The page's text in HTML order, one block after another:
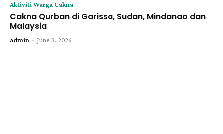
Aktiviti Warga Cakna
Cakna Qurban di Garissa, Sudan, Mindanao dan
Malaysia
admin - June 3, 2026